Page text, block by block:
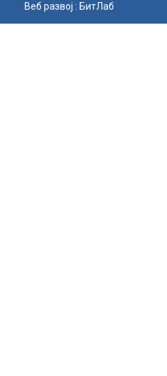
Веб развој : БитЛаб